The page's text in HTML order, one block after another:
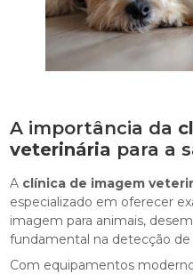
A importância da
veterinária para a
A clínica de imagem
especializado em oferecer
imagem para animais,
fundamental na detecção de
Com equipamentos